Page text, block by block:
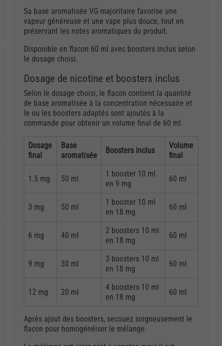
Sa base aromatisée VG majoritaire favorise une
vapeur généreuse et une vape plus douce, tout en
préservant les notes aromatiques du produit.
Disponible en flacon 60 ml avec boosters inclus selon
le dosage choisi.
Dosage de nicotine et boosters inclus
Selon le dosage choisi, le flacon contient la quantité
de base aromatisée à la concentration nécessaire et
le ou les boosters adaptés sont ajoutés à la
commande pour obtenir un volume final de 60 ml.
Dosage
final
Base
aromatisée
Boosters inclus
Volume
final
1.5 mg 50 ml
1 booster 10 ml
en 9 mg
60 ml
3 mg 50 ml
1 booster 10 ml
en 18 mg
60 ml
6 mg 40 ml
2 boosters 10 ml
en 18 mg
60 ml
9 mg 30 ml
3 boosters 10 ml
en 18 mg
60 ml
12 mg 20 ml
4 boosters 10 ml
en 18 mg
60 ml
Après ajout des boosters, secouez soigneusement le
flacon pour homogénéiser le mélange.